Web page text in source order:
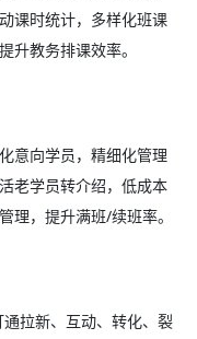
课时统计，多样化班课
升教务排课效率。
意向学员，精细化管理
老学员转介绍，低成本
理，提升满班/续班率。
拉新、互动、转化、裂